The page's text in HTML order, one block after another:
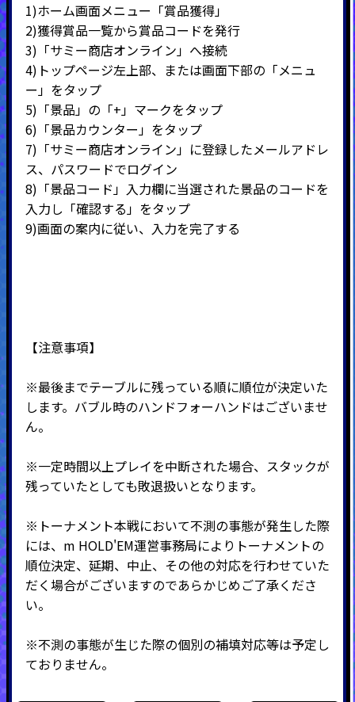
1)ホーム画面メニュー「賞品獲得」
2)獲得賞品一覧から賞品コードを発行
3) 「サミー商店オンライン」へ接続
4) トップページ左上部、または画面下部の「メニュ
ー」をタップ
5) 「景品」の「+」マークをタップ
6) 「景品カウンター」をタップ
7) 「サミー商店オンライン」に登録したメールアドレ
ス、パスワードでログイン
8) 「景品コード」入力欄に当選された景品のコードを
入力し「確認する」をタップ
9)画面の案内に従い、入力を完了する
【注意事項】
※最後までテーブルに残っている順に順位が決定いた
します。バブル時のハンドフォーハンドはございませ
ん。
※一定時間以上プレイを中断された場合、スタックが
残っていたとしても敗退扱いとなります。
※トーナメント本戦において不測の事態が発生した際
には、m HOLD'EM運営事務局によりトーナメントの
順位決定、延期、中止、その他の対応を行わせていた
だく場合がございますのであらかじめご了承くださ
い。
※不測の事態が生じた際の個別の補填対応等は予定し
ておりません。